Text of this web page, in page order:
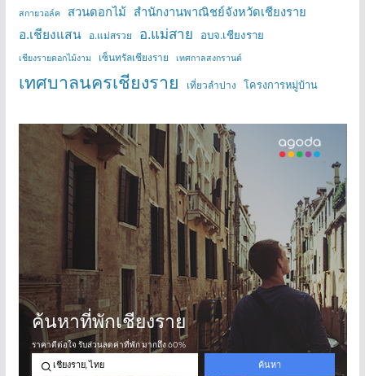
สกายวอล์ค สวนดอกไม้ สำนักงานพาณิชย์จังหวัดเชียงราย
อ.เชียงแสน อ.แม่สรวย อ.แม่สาย อบจ.เชียงราย
เชียงรายดอกไม้งาม เซ็นทรัลเชียงราย เทศกาลสงกรานต์
เทศบาลนครเชียงราย เที่ยวลำปาง โครงการหมู่บ้าน